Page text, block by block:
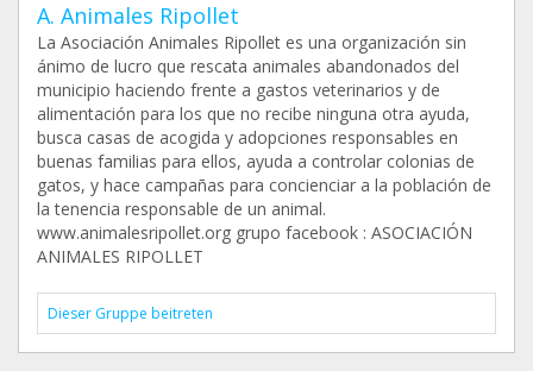
A. Animales Ripollet
La Asociación Animales Ripollet es una organización sin
ánimo de lucro que rescata animales abandonados del
municipio haciendo frente a gastos veterinarios y de
alimentación para los que no recibe ninguna otra ayuda,
busca casas de acogida y adopciones responsables en
buenas familias para ellos, ayuda a controlar colonias de
gatos, y hace campañas para concienciar a la población de
la tenencia responsable de un animal.
www.animalesripollet.org grupo facebook : ASOCIACIÓN
ANIMALES RIPOLLET
Dieser Gruppe beitreten